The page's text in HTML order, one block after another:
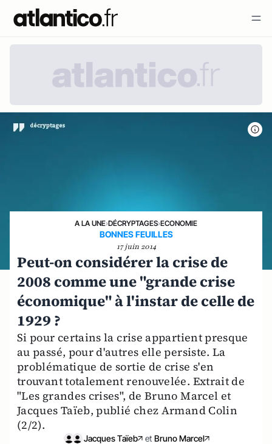
A LA UNE›DÉCRYPTAGES›ECONOMIE
BONNES FEUILLES
17 juin 2014
Peut-on considérer la crise de
2008 comme une "grande crise
économique" à l'instar de celle de
1929 ?
Si pour certains la crise appartient presque
au passé, pour d'autres elle persiste. La
problématique de sortie de crise s'en
trouvant totalement renouvelée. Extrait de
"Les grandes crises", de Bruno Marcel et
Jacques Taïeb, publié chez Armand Colin
(2/2).
Jacques Taïeb et Bruno Marcel